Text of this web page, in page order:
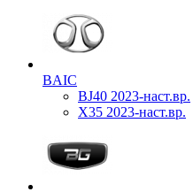
BAIC
BJ40 2023-наст.вр.
X35 2023-наст.вр.